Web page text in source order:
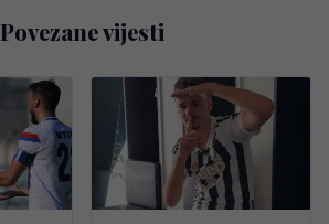
Povezane vijesti